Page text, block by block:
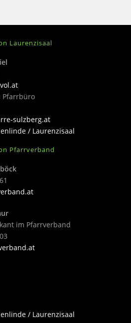
Laurenzisaal
Pfarrbüro
sulzberg.at
/ Laurenzisaal
Pfarrverband
im Pfarrverband
/ Laurenzisaal